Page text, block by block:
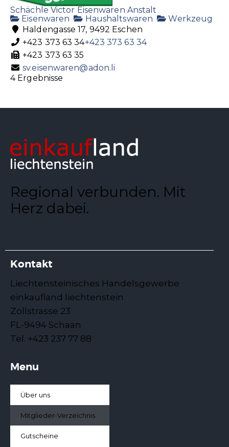
Schächle Victor Eisenwaren Anstalt
Eisenwaren
Haushaltswaren
Werkzeug
Haldengasse 17, 9492 Eschen
+423 373 63 34+423 373 63 34
+423 373 63 35
sv.eisenwaren@adon.li
4 Ergebnisse
Regional verbunden. Mit
Herz dabei.
Kontakt
Liechtensteinisches Handelsgewerbe
einkaufland liechtenstein
Zollstrasse 23
FL-9494 Schaan
Tel. +423 237 77 88
Menu
Über uns
Mitglieder-Verzeichnis
Gutscheine